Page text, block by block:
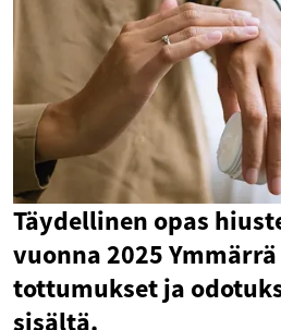
Täydellinen opas
vuonna 2025
tottumukset ja
sisältä.